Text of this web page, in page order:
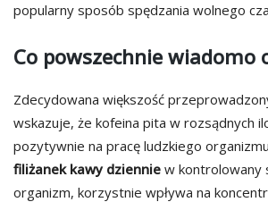
popularny sposób spędzania wolnego
Co powszechnie wiadomo
Zdecydowana większość
wskazuje, że kofeina pita w rozsądnych
pozytywnie na pracę ludzkiego
filiżanek kawy dziennie w kontrolowany
organizm, korzystnie wpływa na